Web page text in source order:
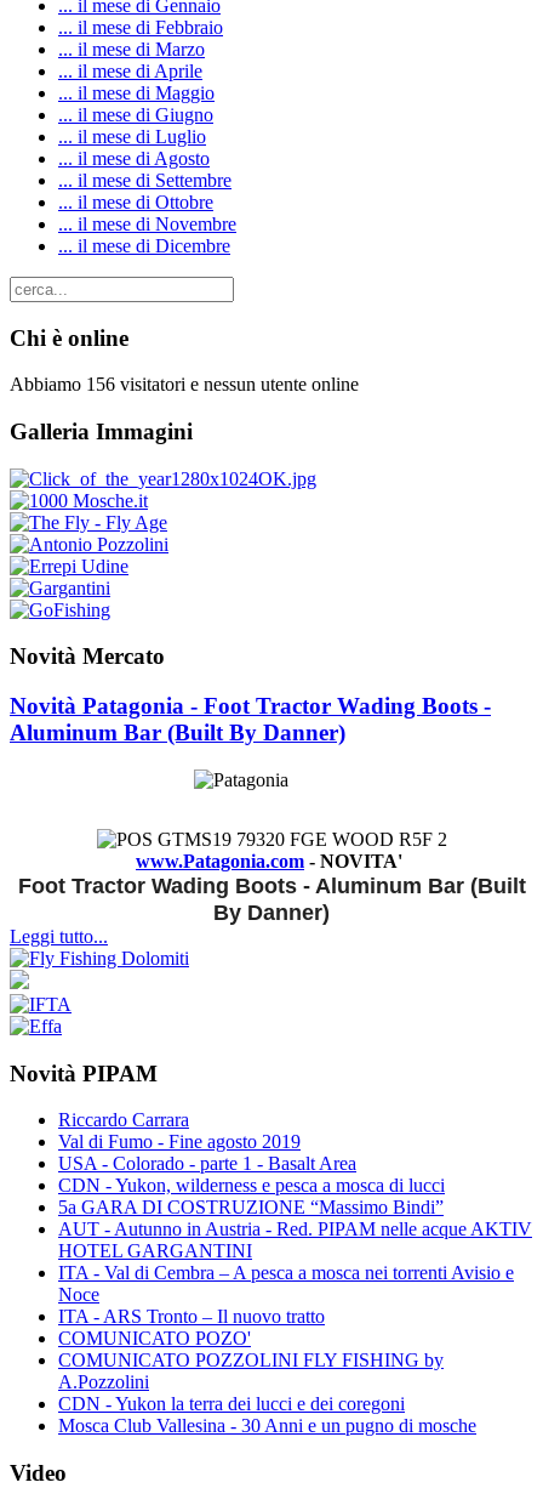
... il mese di Gennaio
... il mese di Febbraio
... il mese di Marzo
... il mese di Aprile
... il mese di Maggio
... il mese di Giugno
... il mese di Luglio
... il mese di Agosto
... il mese di Settembre
... il mese di Ottobre
... il mese di Novembre
... il mese di Dicembre
Chi è online
Abbiamo 156 visitatori e nessun utente online
Galleria Immagini
Novità Mercato
Novità Patagonia - Foot Tractor Wading Boots -
Aluminum Bar (Built By Danner)
www.Patagonia.com - NOVITA'
Foot Tractor Wading Boots - Aluminum Bar (Built
By Danner)
Leggi tutto...
Novità PIPAM
Riccardo Carrara
Val di Fumo - Fine agosto 2019
USA - Colorado - parte 1 - Basalt Area
CDN - Yukon, wilderness e pesca a mosca di lucci
5a GARA DI COSTRUZIONE “Massimo Bindi”
AUT - Autunno in Austria - Red. PIPAM nelle acque AKTIV
HOTEL GARGANTINI
ITA - Val di Cembra – A pesca a mosca nei torrenti Avisio e
Noce
ITA - ARS Tronto – Il nuovo tratto
COMUNICATO POZO'
COMUNICATO POZZOLINI FLY FISHING by
A.Pozzolini
CDN - Yukon la terra dei lucci e dei coregoni
Mosca Club Vallesina - 30 Anni e un pugno di mosche
Video